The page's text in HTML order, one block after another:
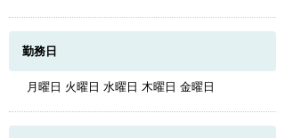
勤務日
月曜日 火曜日 水曜日 木曜日 金曜日